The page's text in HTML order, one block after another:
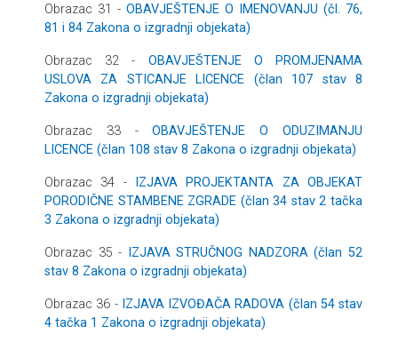
Obrazac 31 - OBAVJEŠTENJE O IMENOVANJU (čl. 76,
81 i 84 Zakona o izgradnji objekata)
Obrazac 32 - OBAVJEŠTENJE O PROMJENAMA
USLOVA ZA STICANJE LICENCE (član 107 stav 8
Zakona o izgradnji objekata)
Obrazac 33 -OBAVJEŠTENJE O ODUZIMANJU
LICENCE (član 108 stav 8 Zakona o izgradnji objekata)
Obrazac 34 -
IZJAVA PROJEKTANTA ZA OBJEKAT
PORODIČNE STAMBENE ZGRADE (član 34 stav 2 tačka
3 Zakona o izgradnji objekata)
Obrazac 35 -
IZJAVA STRUČNOG NADZORA (član 52
stav 8 Zakona o izgradnji objekata)
Obrazac 36 - IZJAVA IZVOĐAČA RADOVA (član 54 stav
4 tačka 1 Zakona o izgradnji objekata)